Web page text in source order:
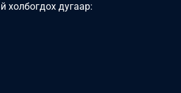
холбогдох дугаар: